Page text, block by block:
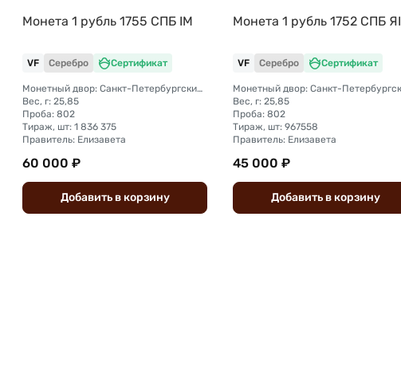
Монета 1 рубль 1755 СПБ IM
VF Серебро Сертификат
Монетный двор: Санкт-Петербургский монетный двор
Вес, г: 25,85
Проба: 802
Тираж, шт: 1 836 375
Правитель: Елизавета
60 000 ₽
Добавить вкорзину
Монета 1 рубль 1752 СПБ ЯI
VF Серебро Сертификат
Вес, г: 25,85
Проба: 802
Тираж, шт: 967558
Правитель: Елизавета
45 000 ₽
Добавить вкорзину